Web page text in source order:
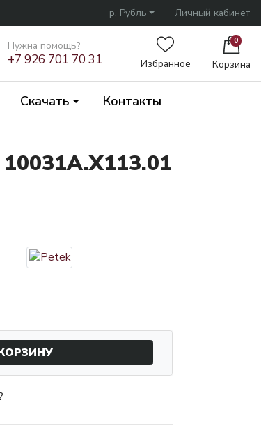
р. Рубль Личный кабинет
Нужна помощь?
+7 926 701 70 31 Избранное
0
Корзина
Скачать Контакты